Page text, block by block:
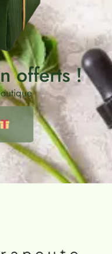
offerts !
boutique